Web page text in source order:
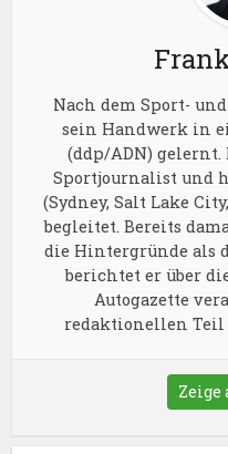
Nach dem Sport-
sein Handwerk in
(ddp/ADN)
Sportjournalist und
(Sydney, Salt Lake
begleitet. Bereits
die Hintergründe als
berichtet er über
Autogazette
redaktionellen Teil